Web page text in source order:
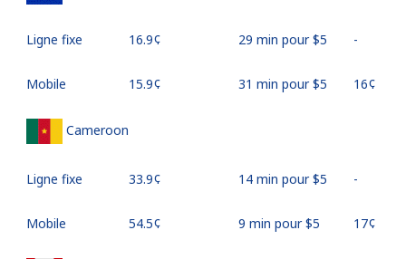
Ligne fixe ⁦16.9¢⁩ 29 min pour ⁦$5⁩ -
Mobile ⁦15.9¢⁩ 31 min pour ⁦$5⁩ ⁦16¢⁩
Cameroon
Ligne fixe ⁦33.9¢⁩ 14 min pour ⁦$5⁩ -
Mobile ⁦54.5¢⁩ 9 min pour ⁦$5⁩ ⁦17¢⁩